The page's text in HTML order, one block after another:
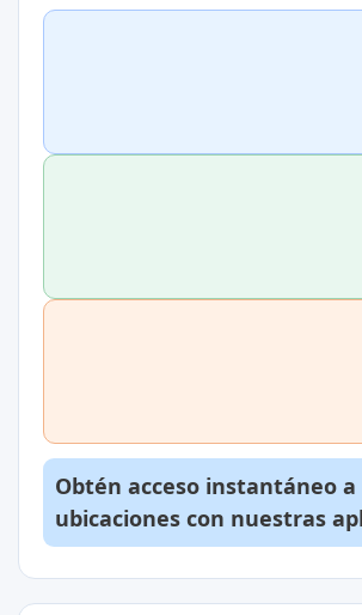
Obtén acceso instantáneo
ubicaciones con nuestras